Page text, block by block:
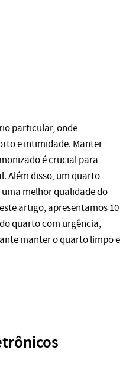
particular, onde
e intimidade. Manter
é crucial para
Além disso, um quarto
melhor qualidade do
artigo, apresentamos 10
quarto com urgência,
manter o quarto limpo e